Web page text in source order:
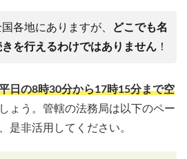
各地にありますが、
どこでも名
を行えるわけではありません ！
日の8時30分から17時15分まで空
ょう。管轄の法務局は以下のペー
是非活用してください。